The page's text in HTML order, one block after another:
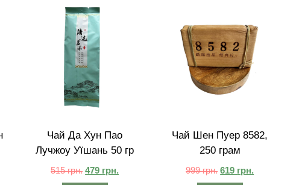
Чай Да Хун Пао
Лучжоу Уїшань 50 гр
515грн. 479 грн.
Чай Шен Пуер 8582,
250 грам
999грн. 619 грн.